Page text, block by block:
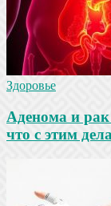
Здоровье
Аденома и рак
что с этим